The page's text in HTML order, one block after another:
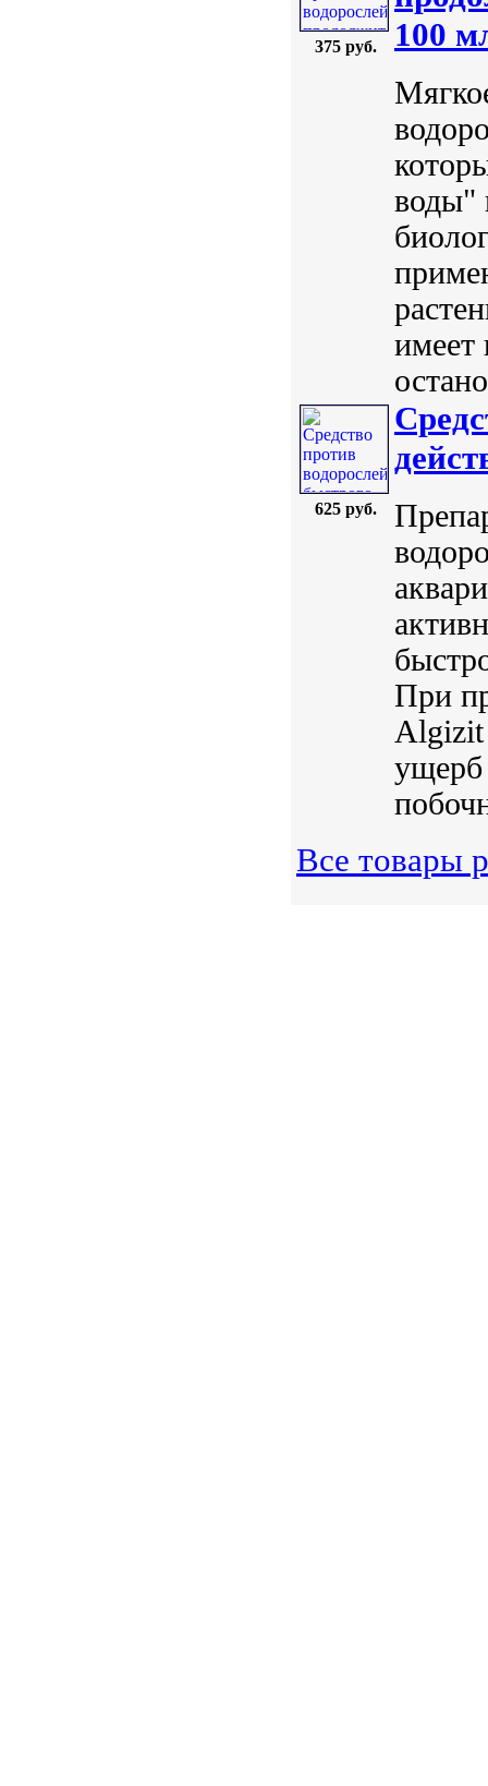
375 руб.
100
воды"
имеет
625 руб.
При
Algizit
ущерб
Все товары